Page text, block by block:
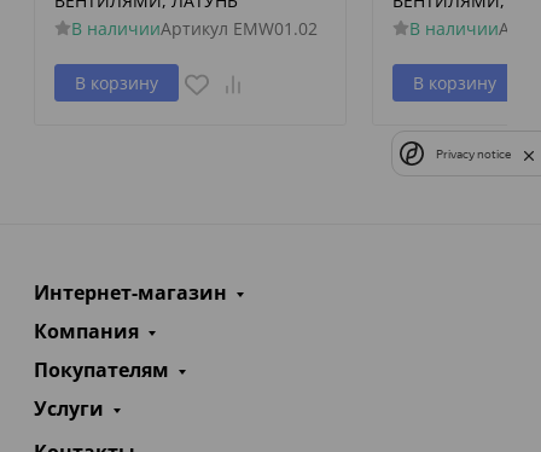
В наличииАртикул EMW01.02
В корзину
В наличии
В корзину
Интернет-магазин
Компания
Покупателям
Услуги
Privacy notice